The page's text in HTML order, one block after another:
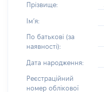
Прізвище:
Імʼя:
По батькові (за
наявності):
Дата народження:
Реєстраційний
номер облікової